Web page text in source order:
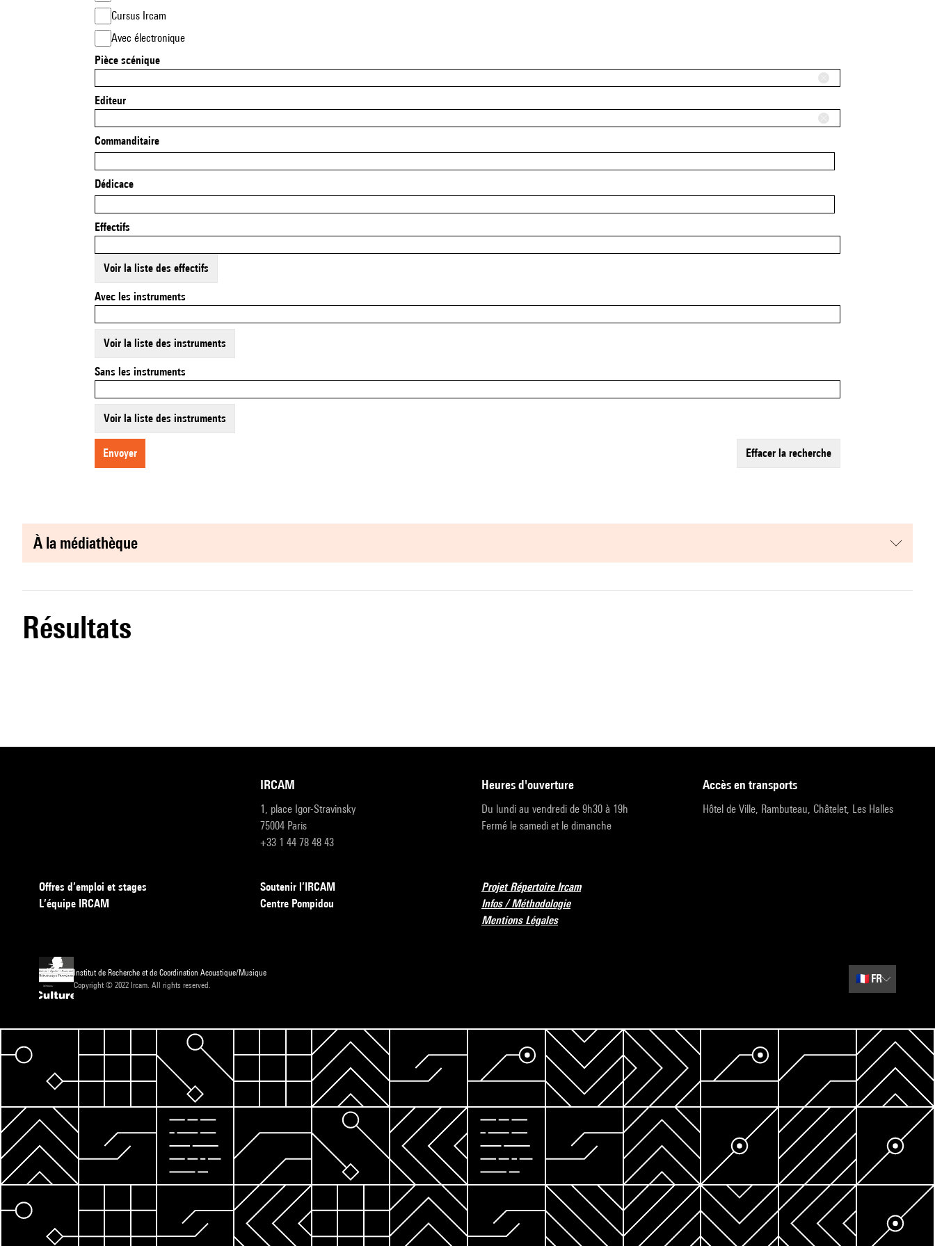
Cursus Ircam
Avec électronique
Pièce scénique
Editeur
Commanditaire
Dédicace
Effectifs
Voir la liste des effectifs
Avec les instruments
Voir la liste des instruments
Sans les instruments
Voir la liste des instruments
envoyer effacer la recherche
à la médiathèque
résultats
IRCAM
1, place Igor-Stravinsky
75004 Paris
+33 1 44 78 48 43
heures d'ouverture
Du lundi au vendredi de 9h30 à 19h
Fermé le samedi et le dimanche
accès en transports
Hôtel de Ville, Rambuteau, Châtelet, Les Halles
Offres d’emploi et stages
L’équipe IRCAM
Soutenir l’IRCAM
Centre Pompidou
Projet Répertoire Ircam
Infos / Méthodologie
Mentions Légales
Institut de Recherche et de Coordination Acoustique/Musique
Copyright © 2022 Ircam. All rights reserved.
🇫🇷 FR